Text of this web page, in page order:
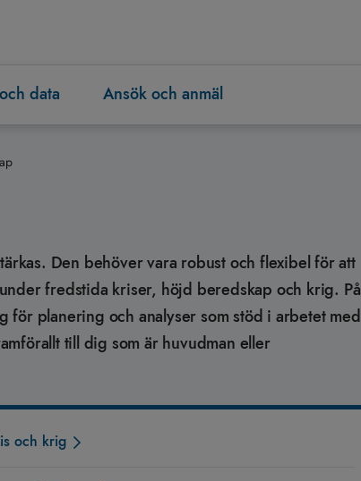
data Ansök och anmäl
Den behöver vara robust och flexibel för att
fredstida kriser, höjd beredskap och krig. På
för planering och analyser som stöd i arbetet med
till dig som är huvudman eller
och krig